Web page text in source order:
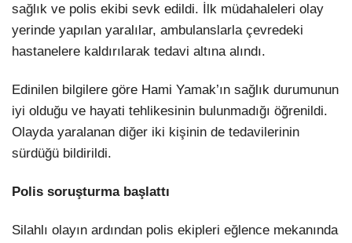
sağlık ve polis ekibi sevk edildi. İlk müdahaleleri olay
yerinde yapılan yaralılar, ambulanslarla çevredeki
hastanelere kaldırılarak tedavi altına alındı.
Edinilen bilgilere göre Hami Yamak’ın sağlık durumunun
iyi olduğu ve hayati tehlikesinin bulunmadığı öğrenildi.
Olayda yaralanan diğer iki kişinin de tedavilerinin
sürdüğü bildirildi.
Polis soruşturma başlattı
Silahlı olayın ardından polis ekipleri eğlence mekanında